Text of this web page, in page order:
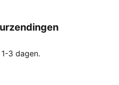
en een geborduurde
is gemaakt met
materialen
van PUMA
3 dagen.